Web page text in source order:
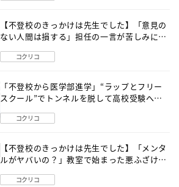
【不登校のきっかけは先生でした】「意見の
ない人間は損する」担任の一言が苦しみに…
コクリコ
「不登校から医学部進学」“ラップとフリー
スクール”でトンネルを脱して高校受験へ
コクリコ
【不登校のきっかけは先生でした】「メンタ
ルがヤバいの？」教室で始まった悪ふざけ
コクリコ